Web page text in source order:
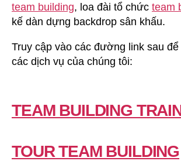
team building, loa đài tổ chức team
kế dàn dựng backdrop sân khấu.
Truy cập vào các đường link sau
các dịch vụ của chúng tôi:
TEAM BUILDING
TOUR TEAM BUILDING